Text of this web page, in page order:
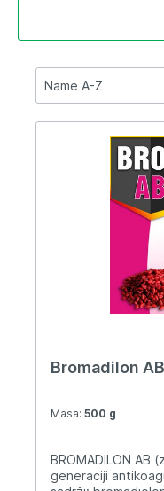
Bromadilon
Masa: 500 g
BROMADILON AB
generaciji